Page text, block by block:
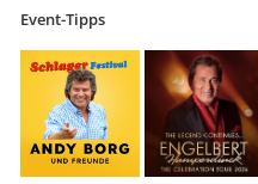
Event-Tipps